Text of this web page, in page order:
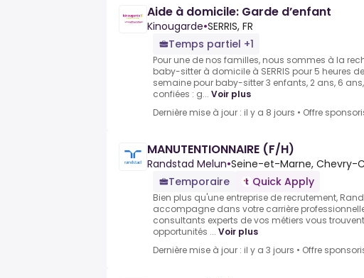
Aide à domicile: Garde d’enfant
Kinougarde•SERRIS, FR
Temps partiel +1
Pour une de nos familles, nous sommes à la
baby-sitter à domicile à SERRIS pour 5 heures
semaine pour baby-sitter 3 enfants, 2 ans, 6
confiées : g... Voir plus
Dernière mise à jour : il y a 8 jours • Offre
MANUTENTIONNAIRE (F/H)
Randstad Melun•Seine-et-Marne, Chevry-
Temporaire
Quick Apply
Bien plus qu'une entreprise de recrutement,
accompagne dans votre carrière
consultants experts de vos métiers vous
opportunités ... Voir plus
Dernière mise à jour : il y a 3 jours • Offre